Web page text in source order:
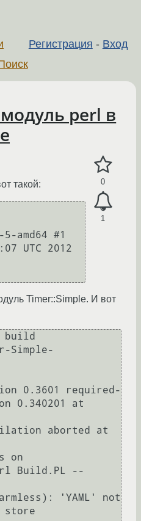
Регистрация - Вход
perl в
0
1
такой:
UTC 2012
Timer::Simple. И вот
Simple-
0.340201 at
Build.PL --